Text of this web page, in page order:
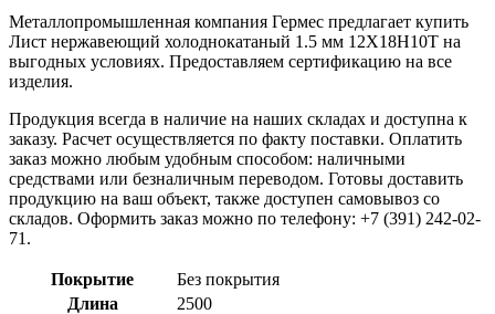
Металлопромышленная компания Гермес предлагает купить
Лист нержавеющий холоднокатаный 1.5 мм 12Х18Н10Т на
выгодных условиях. Предоставляем сертификацию на все
изделия.
Продукция всегда в наличие на наших складах и доступна к
заказу. Расчет осуществляется по факту поставки. Оплатить
заказ можно любым удобным способом: наличными
средствами или безналичным переводом. Готовы доставить
продукцию на ваш объект, также доступен самовывоз со
складов. Оформить заказ можно по телефону: +7 (391) 242-02-
71.
Покрытие
Без покрытия
Длина
2500